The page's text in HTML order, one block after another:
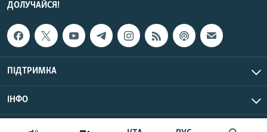
ДОЛУЧАЙСЯ!
ПІДТРИМКА
ІНФО